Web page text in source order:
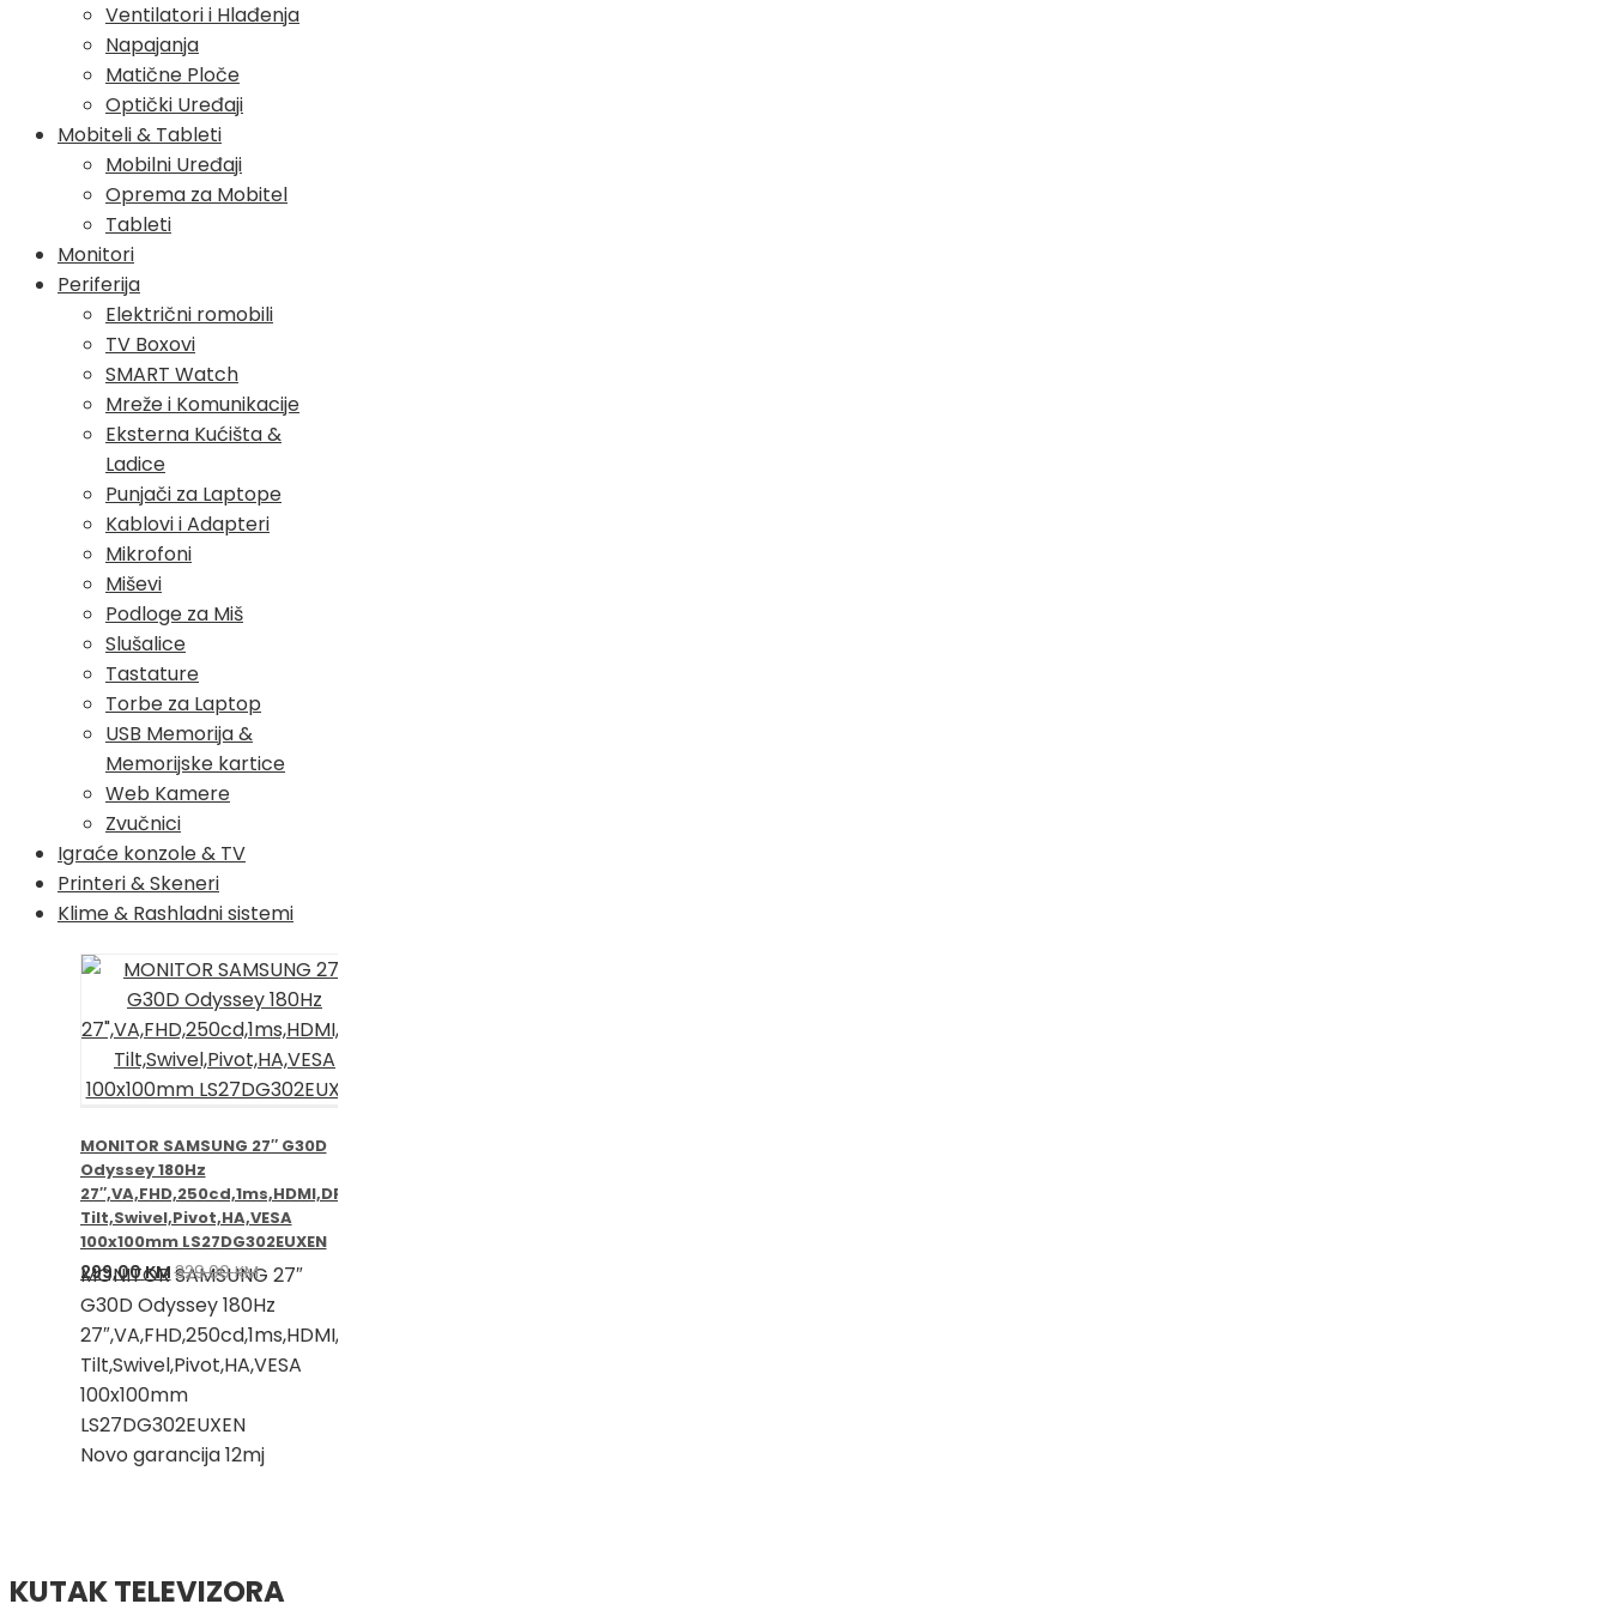
Ventilatori i Hlađenja
Napajanja
Matične Ploče
Optički Uređaji
Mobiteli & Tableti
Mobilni Uređaji
Oprema za Mobitel
Tableti
Monitori
Periferija
Električni romobili
TV Boxovi
SMART Watch
Mreže i Komunikacije
Eksterna Kućišta &
Ladice
Punjači za Laptope
Kablovi i Adapteri
Mikrofoni
Miševi
Podloge za Miš
Slušalice
Tastature
Torbe za Laptop
USB Memorija &
Memorijske kartice
Web Kamere
Zvučnici
Igraće konzole & TV
Printeri & Skeneri
Klime & Rashladni sistemi
MONITOR SAMSUNG 27″ G30D
Odyssey 180Hz
27″,VA,FHD,250cd,1ms,HDMI,DP,
Tilt,Swivel,Pivot,HA,VESA
100x100mm LS27DG302EUXEN
329,00KM
Izvorna
cijena
je:
329,00 KM.
299,00KMTrenutna
cijena
je:
299,00 KM.
MONITOR SAMSUNG 27″
G30D Odyssey 180Hz
27″,VA,FHD,250cd,1ms,HDMI,DP,
Tilt,Swivel,Pivot,HA,VESA
100x100mm
LS27DG302EUXEN
Novo garancija 12mj
KUTAK TELEVIZORA